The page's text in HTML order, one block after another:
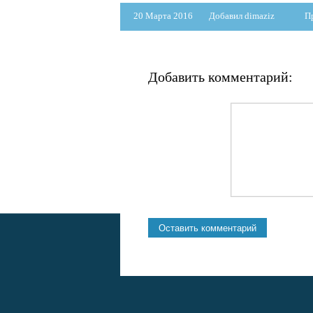
20 Марта 2016 Добавил dimaziz
Добавить комментарий: